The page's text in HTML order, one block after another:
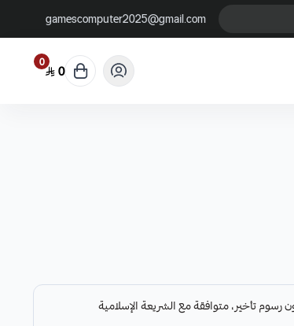
gamescomputer2025@gmail.com
0 0